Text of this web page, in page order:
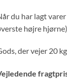
du har lagt
højre hjørne).
der vejer 20